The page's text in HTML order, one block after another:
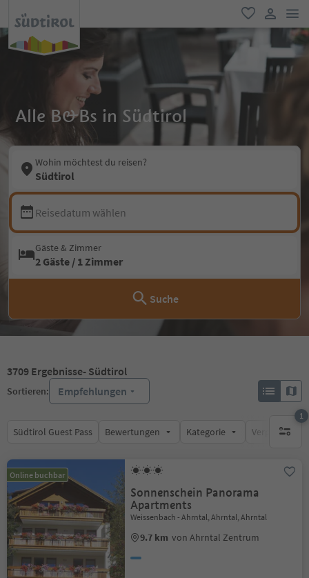
favorit
user link
Alle B&Bs in Südtirol
Wohin möchtest du reisen?
Südtirol
Reisedatum wählen
Gäste & Zimmer
2 Gäste / 1 Zimmer
Suche
3709 Ergebnisse- Südtirol
Sortieren: Empfehlungen
Südtirol Guest Pass Bewertungen Kategorie
1
1
Online buchbar
Sonnenschein Panorama
Apartments
Weissenbach - Ahrntal, Ahrntal, Ahrntal
9.7 km von Ahrntal Zentrum